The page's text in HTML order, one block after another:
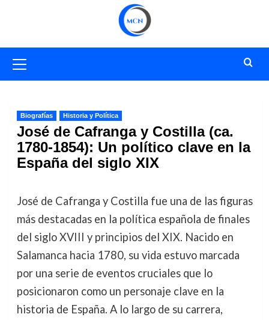
primario
Biografías Historia y Política
José de Cafranga y Costilla (ca.
1780-1854): Un político clave en la
España del siglo XIX
José de Cafranga y Costilla fue una de las figuras
más destacadas en la política española de finales
del siglo XVIII y principios del XIX. Nacido en
Salamanca hacia 1780, su vida estuvo marcada
por una serie de eventos cruciales que lo
posicionaron como un personaje clave en la
historia de España. A lo largo de su carrera,